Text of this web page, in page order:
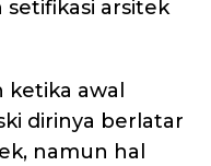
arsitek
awal
dirinya berlatar
namun hal